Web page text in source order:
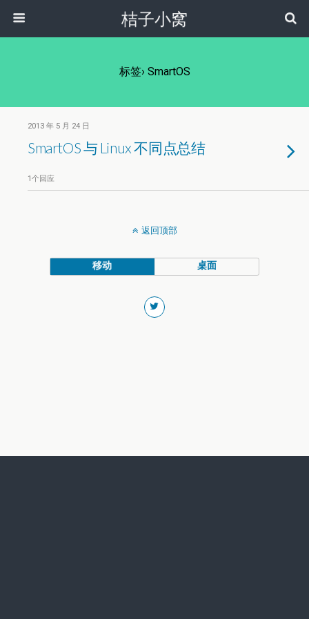
桔子小窝
标签› SmartOS
2013 年 5 月 24 日
SmartOS 与 Linux 不同点总结
1个回应
返回顶部
移动 桌面